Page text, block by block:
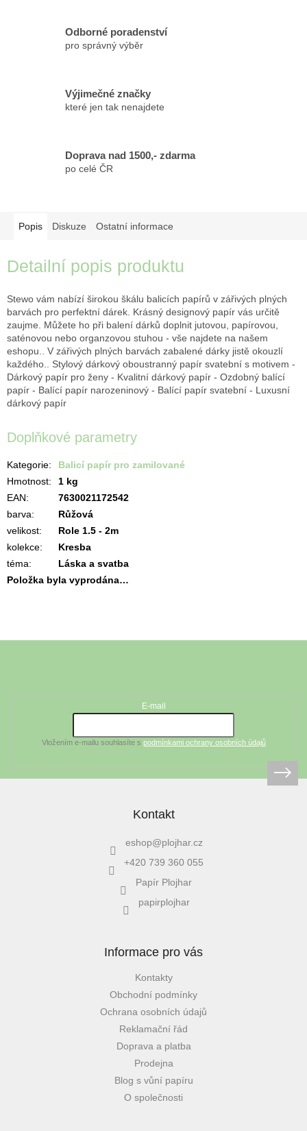
Odborné poradenství
pro správný výběr
Výjimečné značky
které jen tak nenajdete
Doprava nad 1500,- zdarma
po celé ČR
Popis Diskuze Ostatní informace
Detailní popis produktu
Stewo vám nabízí širokou škálu balicích papírů v zářivých plných
barvách pro perfektní dárek. Krásný designový papír vás určitě
zaujme. Můžete ho při balení dárků doplnit jutovou, papírovou,
saténovou nebo organzovou stuhou - vše najdete na našem
eshopu.. V zářivých plných barvách zabalené dárky jistě okouzlí
každého.. Stylový dárkový oboustranný papír svatební s motivem -
Dárkový papír pro ženy - Kvalitní dárkový papír - Ozdobný balící
papír - Balící papír narozeninový - Balící papír svatební - Luxusní
dárkový papír
Doplňkové parametry
Kategorie:
Balicí papír pro zamilované
Hmotnost:
1 kg
EAN:
7630021172542
barva:
Růžová
velikost:
Role 1.5 - 2m
kolekce:
Kresba
téma:
Láska a svatba
Položka byla vyprodána…
E-mail
Vložením e-mailu souhlasíte s podmínkami ochrany osobních údajů
Kontakt
eshop@plojhar.cz
+420 739 360 055
Papír Plojhar
papirplojhar
Informace pro vás
Kontakty
Obchodní podmínky
Ochrana osobních údajů
Reklamační řád
Doprava a platba
Prodejna
Blog s vůní papíru
O společnosti